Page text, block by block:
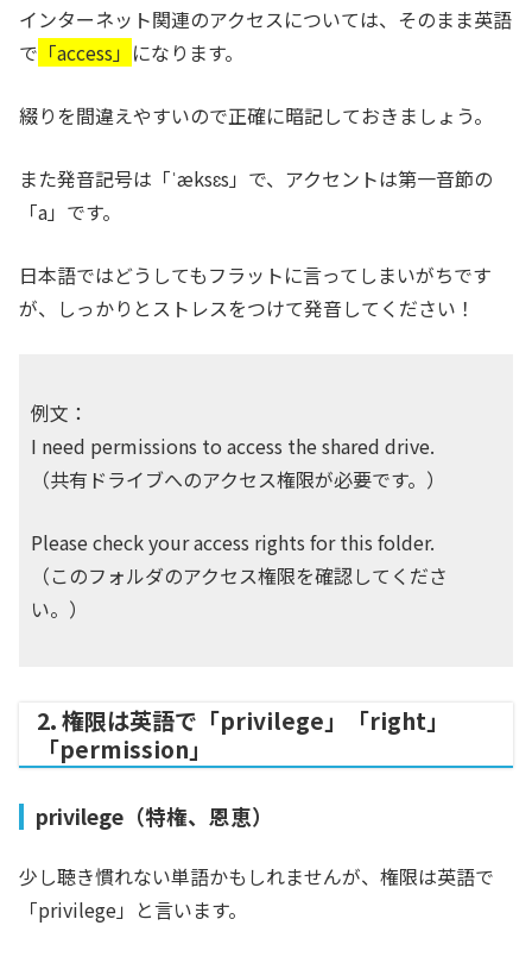
インターネット関連のアクセスについては、そのまま英語
で 「access」 になります。
綴りを間違えやすいので正確に暗記しておきましょう。
また発音記号は「ˈæksɛs」で、アクセントは第一音節の
「a」です。
日本語ではどうしてもフラットに言ってしまいがちです
が、しっかりとストレスをつけて発音してください！
例文：
I need permissions to access the shared drive.
（共有ドライブへのアクセス権限が必要です。）
Please check your access rights for this folder.
（このフォルダのアクセス権限を確認してくださ
い。）
2. 権限は英語で「privilege」「right」
「permission」
privilege（特権、恩恵）
少し聴き慣れない単語かもしれませんが、権限は英語で
「privilege」と言います。